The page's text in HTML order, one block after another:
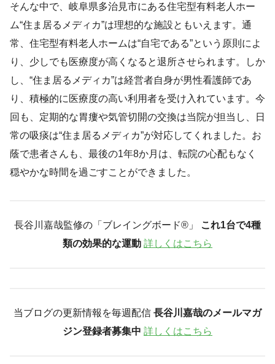
そんな中で、岐阜県多治見市にある住宅型有料老人ホー
ム“住ま居るメディカ”は理想的な施設ともいえます。通
常、住宅型有料老人ホームは“自宅である”という原則によ
り、少しでも医療度が高くなると退所させられます。しか
し、“住ま居るメディカ”は経営者自身が男性看護師であ
り、積極的に医療度の高い利用者を受け入れています。今
回も、定期的な胃瘻や気管切開の交換は当院が担当し、日
常の吸痰は“住ま居るメディカ”が対応してくれました。お
蔭で患者さんも、最後の1年8か月は、転院の心配もなく
穏やかな時間を過ごすことができました。
長谷川嘉哉監修の「ブレイングボード®︎」
これ1台で4種
類の効果的な運動 詳しくはこちら
当ブログの更新情報を毎週配信 長谷川嘉哉のメールマガ
ジン登録者募集中 詳しくはこちら